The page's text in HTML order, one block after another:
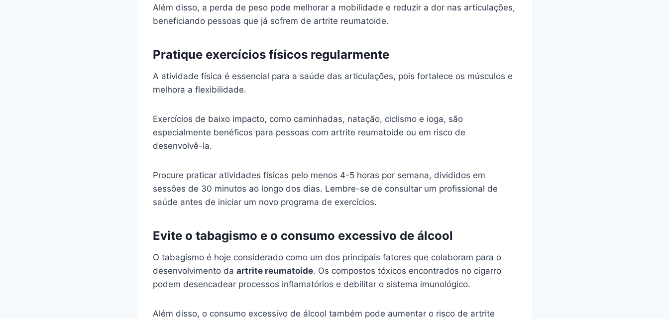
Além disso, a perda de peso pode melhorar a mobilidade e reduzir a dor nas articulações,
beneficiando pessoas que já sofrem de artrite reumatoide.
Pratique exercícios físicos regularmente
A atividade física é essencial para a saúde das articulações, pois fortalece os músculos e
melhora a flexibilidade.
Exercícios de baixo impacto, como caminhadas, natação, ciclismo e ioga, são
especialmente benéficos para pessoas com artrite reumatoide ou em risco de
desenvolvê-la.
Procure praticar atividades físicas pelo menos 4-5 horas por semana, divididos em
sessões de 30 minutos ao longo dos dias. Lembre-se de consultar um profissional de
saúde antes de iniciar um novo programa de exercícios.
Evite o tabagismo e o consumo excessivo de álcool
O tabagismo é hoje considerado como um dos principais fatores que colaboram para o
desenvolvimento da artrite reumatoide. Os compostos tóxicos encontrados no cigarro
podem desencadear processos inflamatórios e debilitar o sistema imunológico.
Além disso, o consumo excessivo de álcool também pode aumentar o risco de artrite